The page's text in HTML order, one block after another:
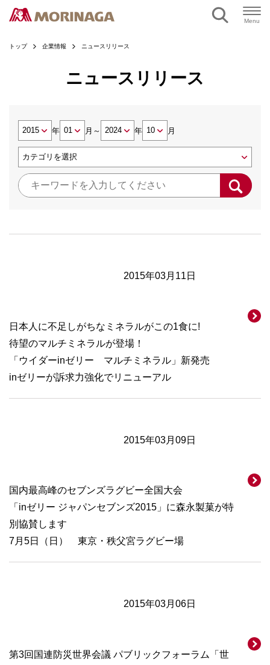
Menu
トップ 企業情報 ニュースリリース
ニュースリリース
年 月 ～ 年 月
2015年03月11日
日本人に不足しがちなミネラルがこの1食に!
待望のマルチミネラルが登場！
「ウイダーinゼリー マルチミネラル」新発売
inゼリーが訴求力強化でリニューアル
2015年03月09日
国内最高峰のセブンズラグビー全国大会
「inゼリー ジャパンセブンズ2015」に森永製菓が特
別協賛します
7月5日（日） 東京・秩父宮ラグビー場
2015年03月06日
第3回国連防災世界会議 パブリックフォーラム「世